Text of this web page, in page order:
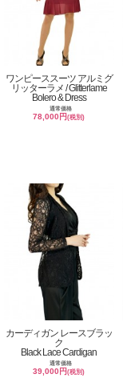
ワンピーススーツ アルミグ
リッターラメ / Glitterlame
Bolero & Dress
通常価格
78,000円(税別)
カーディガン レースブラッ
ク
Black Lace Cardigan
通常価格
39,000円(税別)